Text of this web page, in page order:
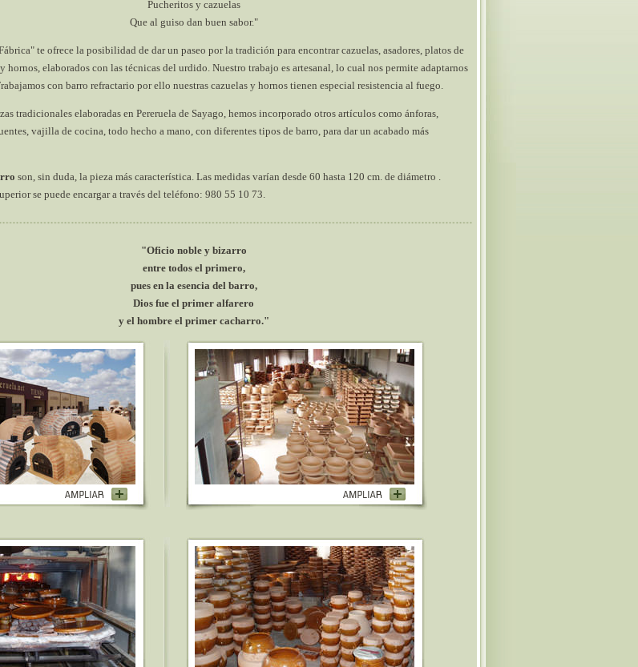
Pucheritos y cazuelas
Que al guiso dan buen sabor."
te ofrece la posibilidad de dar un paseo por la tradición para encontrar cazuelas, asadores, platos de
hornos, elaborados con las técnicas del urdido. Nuestro trabajo es artesanal, lo cual nos permite adaptarnos
con barro refractario por ello nuestras cazuelas y hornos tienen especial resistencia al fuego.
tradicionales elaboradas en Pereruela de Sayago, hemos incorporado otros artículos como ánforas,
vajilla de cocina, todo hecho a mano, con diferentes tipos de barro, para dar un acabado más
son, sin duda, la pieza más característica. Las medidas varían desde 60 hasta 120 cm. de diámetro .
se puede encargar a través del teléfono: 980 55 10 73.
"Oficio noble y bizarro
entre todos el primero,
pues en la esencia del barro,
Dios fue el primer alfarero
y el hombre el primer cacharro."